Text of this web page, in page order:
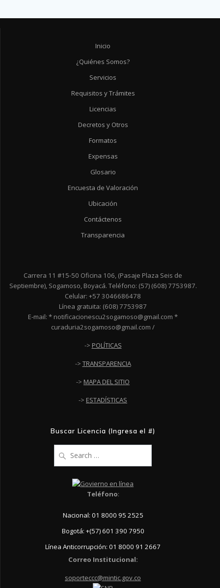
Inicio
¿Quiénes Somos?
Servicios
Requisitos y Trámites
Licencias
Decretos y Otros
Formatos
Expensas
Glosario
Encuesta de Valoración
Ubicación
Contáctenos
Transparencia
Carrera 11 #15-50 Oficina 106, (Pasaje Plaza Seis de
Septiembre), Sogamoso, Boyacá. Teléfono: (57) (608) 7753987.
Celular: +57 3046686478
Línea gratuita: (608) 7753987
E-mail: * notificacionescu2sogamoso@gmail.com *
curaduria2sogamoso@gmail.com /
-> POLÍTICAS
-> TRANSPARENCIA
-> MAPA DEL SITIO
-> ESTADÍSTICAS
Buscar Licencia (Ingresa el #)
for:
Teléfono:
Nacional: 01 8000 95 2525
Bogotá: +(57) 601 390 7950
Línea Anticorrupción: 01 8000 91 2667
Correo Institucional:
soporteccc@mintic.gov.co